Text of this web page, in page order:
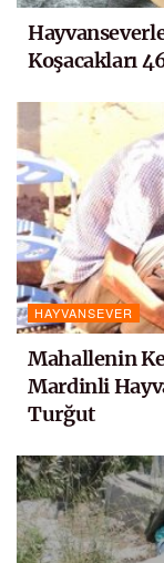
Koşacakları
HAYVANSEVER
Mahallenin
Mardinli
Turğut